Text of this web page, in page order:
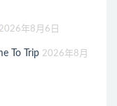
2026年8月6日
To Trip 2026年8月